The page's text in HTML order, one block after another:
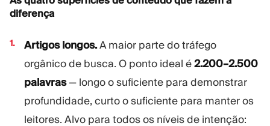
diferença
Artigos longos.A maior parte do tráfego
orgânico de busca. O ponto ideal é2.200–2.500
palavras— longo o suficiente para demonstrar
profundidade, curto o suficiente para manter os
leitores. Alvo para todos os níveis de intenção: